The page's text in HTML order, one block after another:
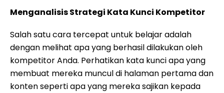
Menganalisis Strategi Kata Kunci Kompetitor
Salah satu cara tercepat untuk belajar adalah
dengan melihat apa yang berhasil dilakukan oleh
kompetitor Anda. Perhatikan kata kunci apa yang
membuat mereka muncul di halaman pertama dan
konten seperti apa yang mereka sajikan kepada